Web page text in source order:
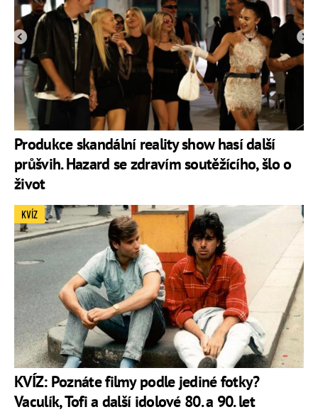
Produkce skandální reality show hasí další
průšvih. Hazard se zdravím soutěžícího, šlo o
život
KVÍZ: Poznáte filmy podle jediné fotky?
Vaculík, Tofi a další idolové 80. a 90. let
KVÍZ